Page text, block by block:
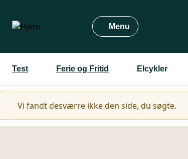
hovedindhold
Menu
Test Ferie og Fritid Elcykler
Advarselsmeddelelse
Vi fandt desværre ikke den side, du søgte.